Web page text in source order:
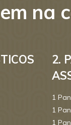
na
2.
1
1
1